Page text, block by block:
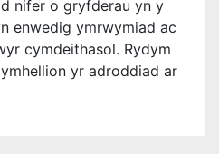
nifer o gryfderau yn y
enwedig ymrwymiad ac
cymdeithasol. Rydym
yr adroddiad ar